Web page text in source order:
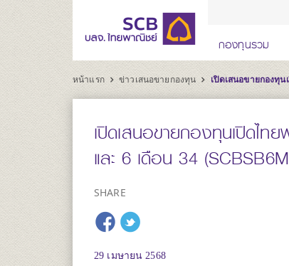
กองทุนรวม
หน้าแรก ข่าวเสนอขายกองทุน เปิดเสนอขายกองทุน
เปิดเสนอขายกองทุนเปิดไ
และ 6 เดือน 34
SHARE
29 เมษายน 2568